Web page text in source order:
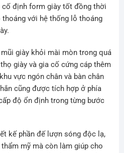
định form giày tốt đồng thời
với hệ thống lỗ thoáng
giày khỏi mài mòn trong quá
giày và gia cố cứng cáp thêm
vực ngón chân và bàn chân
cũng được tích hợp ở phía
độ ổn định trong từng bước
kế phần đế lượn sóng độc lạ,
mỹ mà còn làm giúp cho